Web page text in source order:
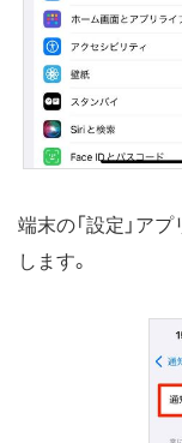
端末の「設定」アプ
します。